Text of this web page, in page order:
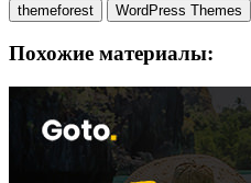
themeforest WordPress Themes
Похожие материалы: